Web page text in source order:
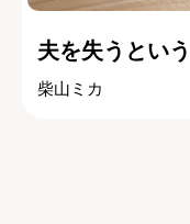
夫を失うとい
柴山ミカ